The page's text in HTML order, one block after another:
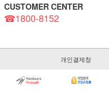
CUSTOMER CENTER
☎1800-8152
개인결제창